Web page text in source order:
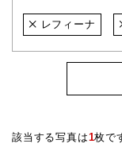
レフィーナ
該当する写真は1枚で